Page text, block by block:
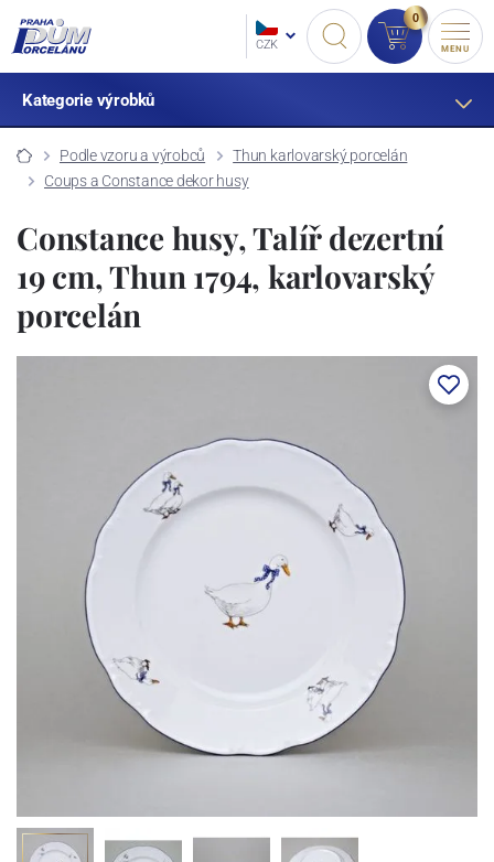
CZK
0
MENU
Kategorie výrobků
Podle vzoru a výrobců
Thun karlovarský porcelán
Coups a Constance dekor husy
Constance husy, Talíř dezertní
19 cm, Thun 1794, karlovarský
porcelán